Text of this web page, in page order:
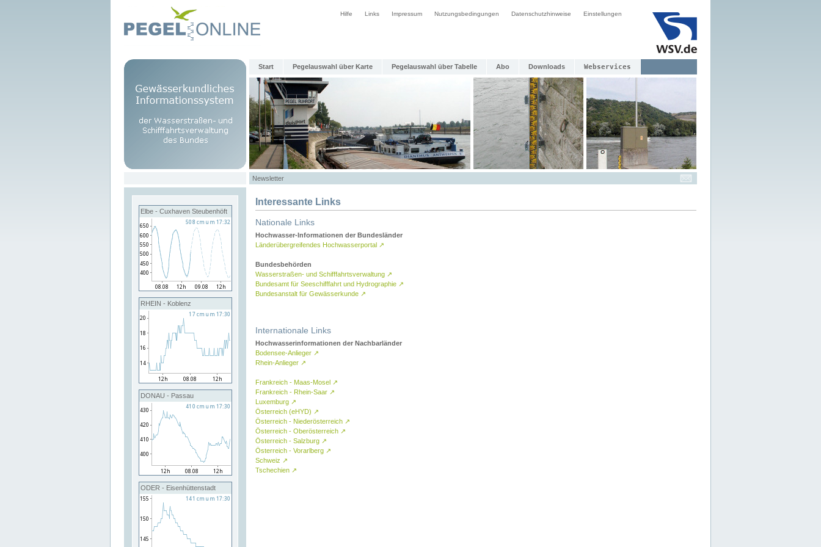
Hilfe Links Impressum Nutzungsbedingungen Datenschutzhinweise Einstellungen
Start Pegelauswahl über Karte Pegelauswahl über Tabelle Abo Downloads Webservices
Newsletter
Elbe - Cuxhaven Steubenhöft
RHEIN - Koblenz
DONAU - Passau
ODER - Eisenhüttenstadt
Interessante Links
Nationale Links
Hochwasser-Informationen der Bundesländer
Länderübergreifendes Hochwasserportal ↗
Bundesbehörden
Wasserstraßen- und Schifffahrtsverwaltung ↗
Bundesamt für Seeschifffahrt und Hydrographie ↗
Bundesanstalt für Gewässerkunde ↗
Internationale Links
Hochwasserinformationen der Nachbarländer
Bodensee-Anlieger ↗
Rhein-Anlieger ↗
Frankreich - Maas-Mosel ↗
Frankreich - Rhein-Saar ↗
Luxemburg ↗
Österreich (eHYD) ↗
Österreich - Niederösterreich ↗
Österreich - Oberösterreich ↗
Österreich - Salzburg ↗
Österreich - Vorarlberg ↗
Schweiz ↗
Tschechien ↗